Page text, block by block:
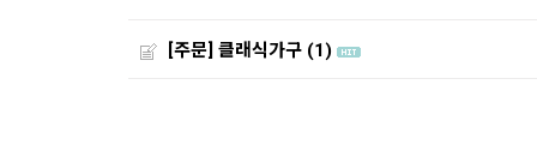
[주문] 클래식가구 (1)